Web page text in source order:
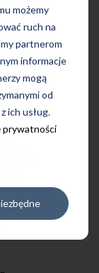
możemy
ruch na
partnerom
informacje
mogą
od
ich usług.
prywatności
na
z o.o.